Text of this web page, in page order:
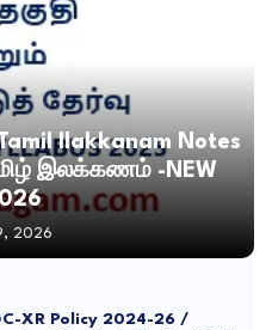
Ilakkanam Notes
இலக்கணம் -NEW
2026
XR Policy 2024-26 /